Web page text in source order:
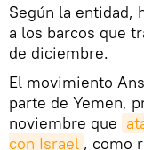
Según la entidad,
a los barcos que
de diciembre.
El movimiento
parte de Yemen,
noviembre que
con Israel , como